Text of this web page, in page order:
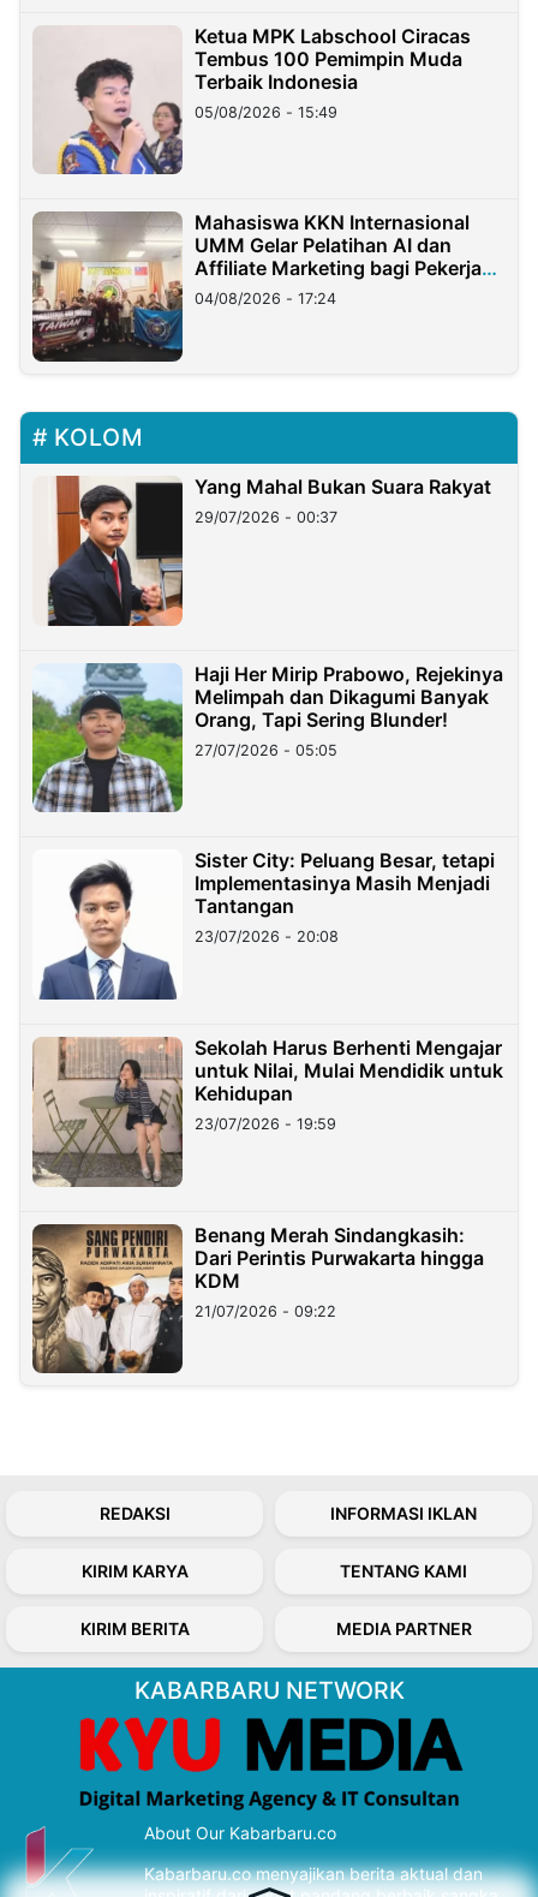
Ketua MPK Labschool Ciracas
Tembus 100 Pemimpin Muda
Terbaik Indonesia
05/08/2026 - 15:49
Mahasiswa KKN Internasional
UMM Gelar Pelatihan AI dan
Affiliate Marketing bagi Pekerja
Migran Indonesia di Taiwan
04/08/2026 - 17:24
KOLOM
Yang Mahal Bukan Suara Rakyat
29/07/2026 - 00:37
Haji Her Mirip Prabowo, Rejekinya
Melimpah dan Dikagumi Banyak
Orang, Tapi Sering Blunder!
27/07/2026 - 05:05
Sister City: Peluang Besar, tetapi
Implementasinya Masih Menjadi
Tantangan
23/07/2026 - 20:08
Sekolah Harus Berhenti Mengajar
untuk Nilai, Mulai Mendidik untuk
Kehidupan
23/07/2026 - 19:59
Benang Merah Sindangkasih:
Dari Perintis Purwakarta hingga
KDM
21/07/2026 - 09:22
REDAKSI INFORMASI IKLAN
KIRIM KARYA TENTANG KAMI
KIRIM BERITA MEDIA PARTNER
KABARBARU NETWORK
About Our Kabarbaru.co
Kabarbaru.co menyajikan berita aktual dan